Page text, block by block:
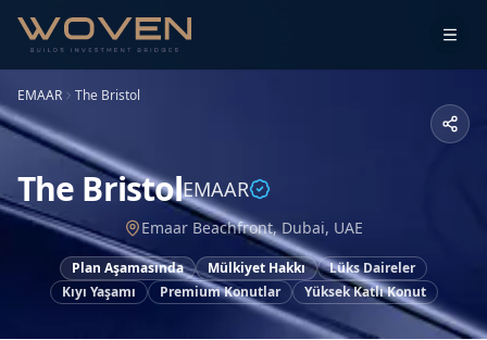
EMAAR The Bristol
The BristolEMAAR
Emaar Beachfront, Dubai, UAE
Plan Aşamasında Mülkiyet Hakkı
Lüks Daireler
Kıyı Yaşamı
Premium Konutlar Yüksek Katlı Konut